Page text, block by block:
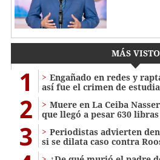
MÁS VISTO
1
Engañado en redes y
así fue el crimen de
2
Muere en La Ceiba
que llegó a pesar 630 libras
3
Periodistas advierten
si se dilata caso contra